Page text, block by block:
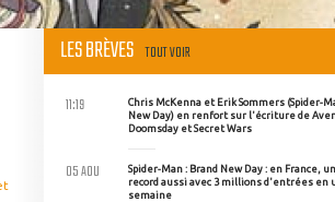
LES BRÈVES TOUT VOIR
Chris McKenna et Erik Sommers (Spider-
New Day) en renfort sur l'écriture de
Doomsday et Secret Wars
11:19
Spider-Man : Brand New Day : en France,
record aussi avec 3 millions d'entrées en
semaine
05 AOU